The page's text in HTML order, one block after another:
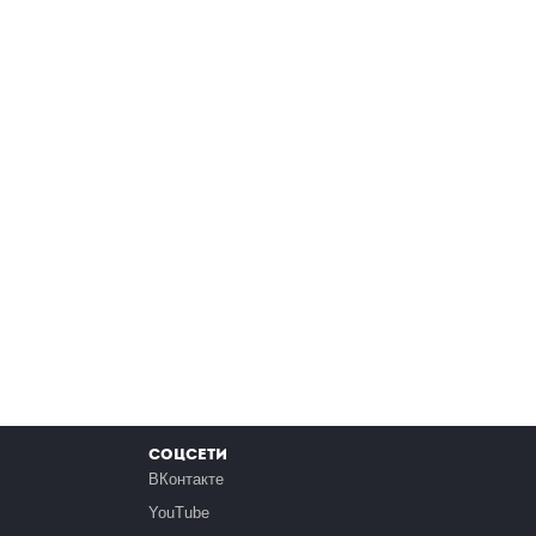
Соцсети
ВКонтакте
YouTube